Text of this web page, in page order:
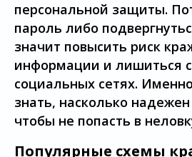
персональной защиты.
пароль либо
значит повысить риск
информации и лишиться
социальных сетях.
знать, насколько
чтобы не попасть в
Популярные схемы